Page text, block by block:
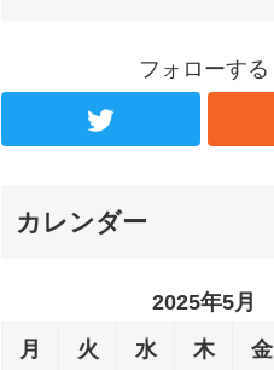
フォローする
カレンダー
2025年5月
月
火 水 木 金